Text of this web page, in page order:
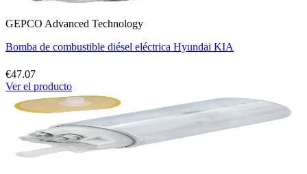
GEPCO Advanced Technology
Bomba de combustible diésel eléctrica Hyundai KIA
€47.07
Ver el producto